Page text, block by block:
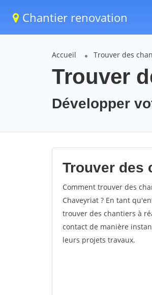
Chantier renovation
Accueil Trouver des
Trouver
Développer
Trouver des
Comment trouver des
Chaveyriat ? En tant
trouver des chantiers à
contact de manière
leurs projets travaux.